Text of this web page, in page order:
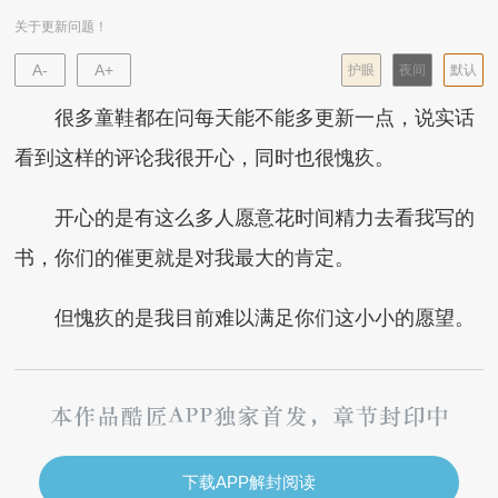
关于更新问题！
A- A+ 默认
夜间
护眼
很多童鞋都在问每天能不能多更新一点，说实话
看到这样的评论我很开心，同时也很愧疚。
开心的是有这么多人愿意花时间精力去看我写的
书，你们的催更就是对我最大的肯定。
但愧疚的是我目前难以满足你们这小小的愿望。
下载APP解封阅读